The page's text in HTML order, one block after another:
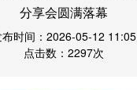
分享会圆满落幕
时间：2026-05-12 11:05
点击数：2297次